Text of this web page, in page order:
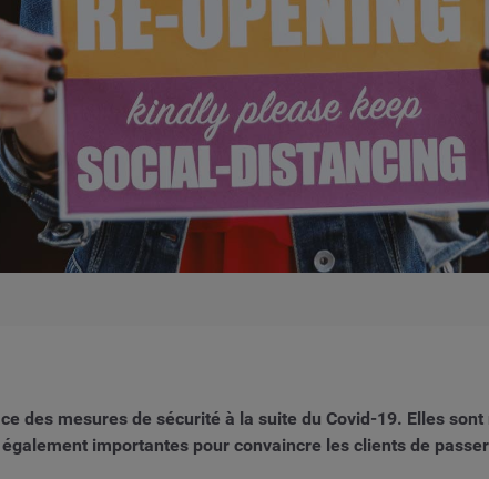
des mesures de sécurité à la suite du Covid-19. Elles
importantes pour convaincre les clients de